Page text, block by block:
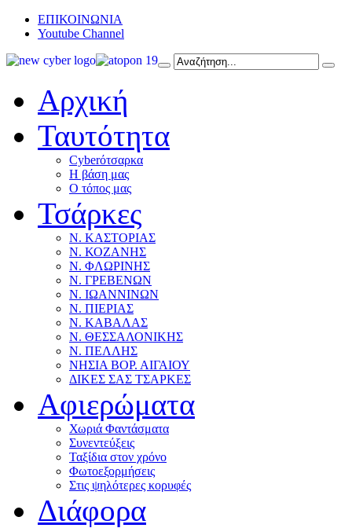
ΕΠΙΚΟΙΝΩΝΙΑ
Youtube Channel
Αρχική
Ταυτότητα
Cyberότσαρκα
Η βάση μας
Ο τόπος μας
Τσάρκες
Ν. ΚΑΣΤΟΡΙΑΣ
Ν. ΚΟΖΑΝΗΣ
Ν. ΦΛΩΡΙΝΗΣ
Ν. ΓΡΕΒΕΝΩΝ
Ν. ΙΩΑΝΝΙΝΩΝ
Ν. ΠΙΕΡΙΑΣ
Ν. ΚΑΒΑΛΑΣ
Ν. ΘΕΣΣΑΛΟΝΙΚΗΣ
Ν. ΠΕΛΛΗΣ
ΝΗΣΙΑ ΒΟΡ. ΑΙΓΑΙΟΥ
ΔΙΚΕΣ ΣΑΣ ΤΣΑΡΚΕΣ
Αφιερώματα
Χωριά Φαντάσματα
Συνεντεύξεις
Ταξίδια στον χρόνο
Φωτοεξορμήσεις
Στις ψηλότερες κορυφές
Διάφορα